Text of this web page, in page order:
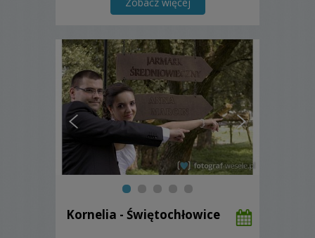
Kornelia - Świętochłowice